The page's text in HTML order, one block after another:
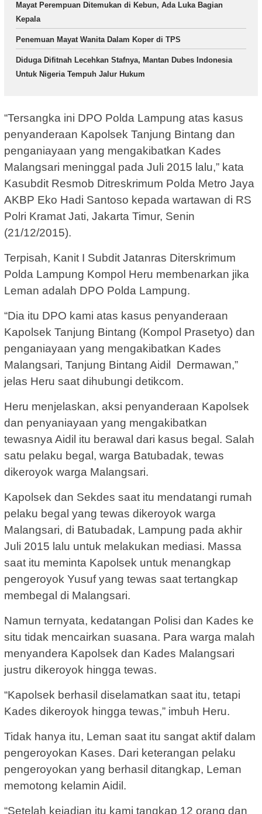
Mayat Perempuan Ditemukan di Kebun, Ada Luka Bagian
Kepala
Penemuan Mayat Wanita Dalam Koper di TPS
Diduga Difitnah Lecehkan Stafnya, Mantan Dubes Indonesia
Untuk Nigeria Tempuh Jalur Hukum
“Tersangka ini DPO Polda Lampung atas kasus
penyanderaan Kapolsek Tanjung Bintang dan
penganiayaan yang mengakibatkan Kades
Malangsari meninggal pada Juli 2015 lalu,” kata
Kasubdit Resmob Ditreskrimum Polda Metro Jaya
AKBP Eko Hadi Santoso kepada wartawan di RS
Polri Kramat Jati, Jakarta Timur, Senin
(21/12/2015).
Terpisah, Kanit I Subdit Jatanras Diterskrimum
Polda Lampung Kompol Heru membenarkan jika
Leman adalah DPO Polda Lampung.
“Dia itu DPO kami atas kasus penyanderaan
Kapolsek Tanjung Bintang (Kompol Prasetyo) dan
penganiayaan yang mengakibatkan Kades
Malangsari, Tanjung Bintang Aidil Dermawan,”
jelas Heru saat dihubungi detikcom.
Heru menjelaskan, aksi penyanderaan Kapolsek
dan penyaniayaan yang mengakibatkan
tewasnya Aidil itu berawal dari kasus begal. Salah
satu pelaku begal, warga Batubadak, tewas
dikeroyok warga Malangsari.
Kapolsek dan Sekdes saat itu mendatangi rumah
pelaku begal yang tewas dikeroyok warga
Malangsari, di Batubadak, Lampung pada akhir
Juli 2015 lalu untuk melakukan mediasi. Massa
saat itu meminta Kapolsek untuk menangkap
pengeroyok Yusuf yang tewas saat tertangkap
membegal di Malangsari.
Namun ternyata, kedatangan Polisi dan Kades ke
situ tidak mencairkan suasana. Para warga malah
menyandera Kapolsek dan Kades Malangsari
justru dikeroyok hingga tewas.
“Kapolsek berhasil diselamatkan saat itu, tetapi
Kades dikeroyok hingga tewas,” imbuh Heru.
Tidak hanya itu, Leman saat itu sangat aktif dalam
pengeroyokan Kases. Dari keterangan pelaku
pengeroyokan yang berhasil ditangkap, Leman
memotong kelamin Aidil.
“Setelah kejadian itu kami tangkap 12 orang dan